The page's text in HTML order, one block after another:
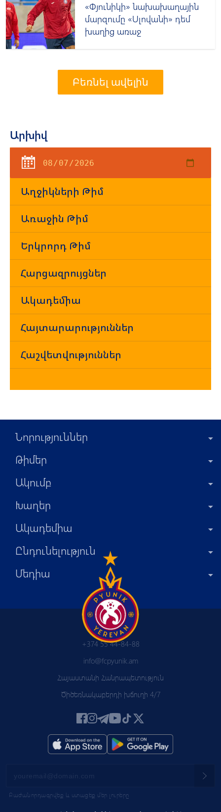
«Փյունիկի» նախախաղային
մարզումը «Սլովանի» դեմ
խաղից առաջ
Բեռնել ավելին
Արխիվ
Աղջիկների Թիմ
Առաջին Թիմ
Երկրորդ Թիմ
Հարցազրույցներ
Ակադեմիա
Հայտարարություններ
Հաշվետվություններ
Նորություններ
Թիմեր
Ակումբ
Խաղեր
Ակադեմիա
Ընդունելություն
Մեդիա
+374 55 44-84-88
info@fcpyunik.am
Հայաստանի Հանրապետություն
Ծիծեռնակաբերդի խճուղի 4/7
Բաժանորդագրվեք և ստացեք մեր լուրերը